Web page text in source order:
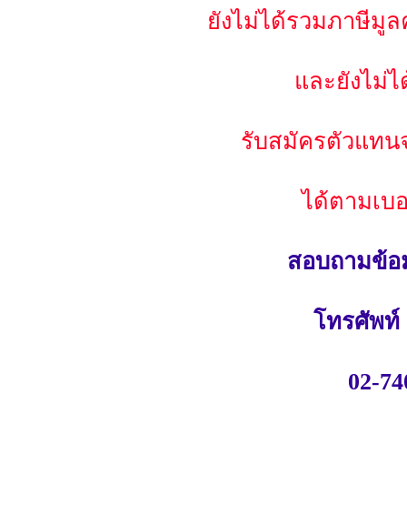
ยังไม่ได้รวมภาษีมู
และยังไม่
รับสมัครตัวแทน
ได้ตามเบ
สอบถามข้อ
โทรศัพท์
02-